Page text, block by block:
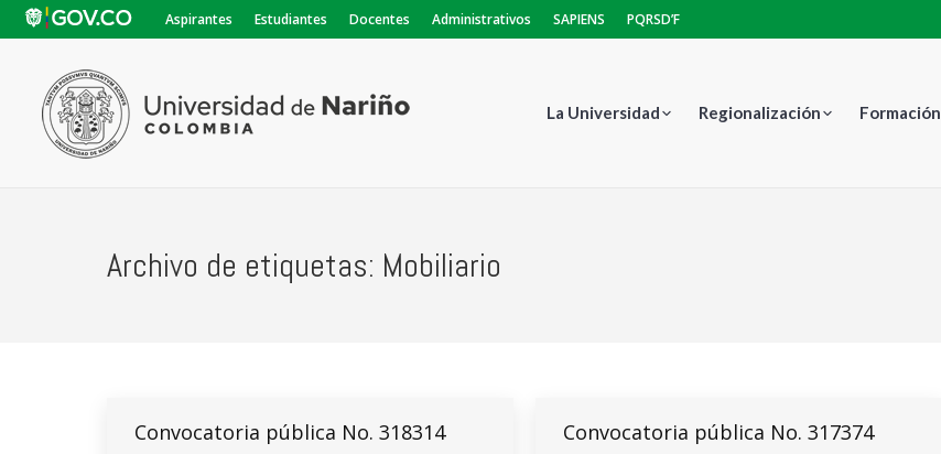
Aspirantes Estudiantes Docentes Administrativos SAPIENS PQRSD’F
La Universidad Regionalización Formación
Archivo de etiquetas: Mobiliario
Convocatoria pública No. 318314 Convocatoria pública No. 317374